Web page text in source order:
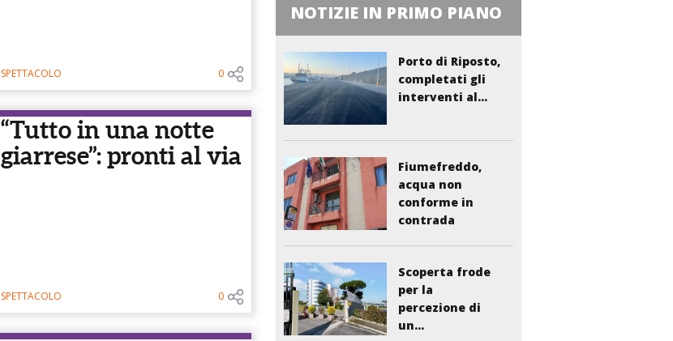
SPETTACOLO 0
“Tutto in una notte
giarrese”: pronti al via
SPETTACOLO 0
NOTIZIE IN PRIMO PIANO
Porto di Riposto,
completati gli
interventi al...
Fiumefreddo,
acqua non
conforme in
contrada
Scoperta frode
per la
percezione di
un...